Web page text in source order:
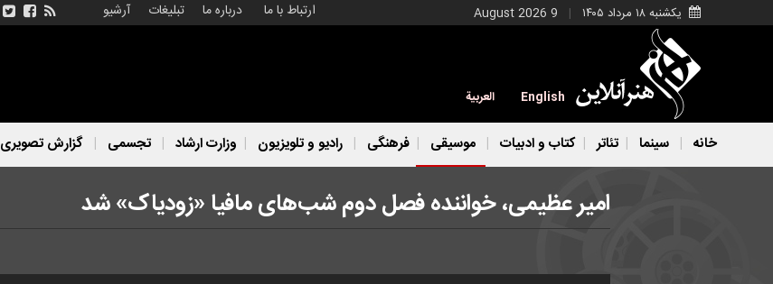
یکشنبه ۱۸ مرداد ۱۴۰۵ 9 August 2026 ارتباط با ما درباره ما تبلیغات آرشیو
English العربية
خانه سینما تئاتر کتاب و ادبیات موسیقی فرهنگی رادیو و تلویزیون وزارت ارشاد تجسمی گزارش تصویری
امیر عظیمی، خواننده فصل دوم شب‌های مافیا «زودیاک» شد